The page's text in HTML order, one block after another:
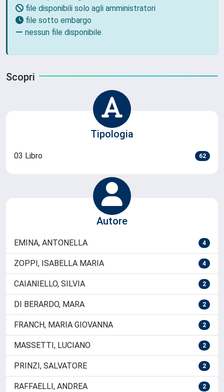
file disponibili solo agli amministratori
file sotto embargo
nessun file disponibile
Scopri
Tipologia
03 Libro 62
Autore
EMINA, ANTONELLA 4
ZOPPI, ISABELLA MARIA 4
CAIANIELLO, SILVIA 2
DI BERARDO, MARA 2
FRANCH, MARIA GIOVANNA 2
MASSETTI, LUCIANO 2
PRINZI, SALVATORE 2
RAFFAELLI, ANDREA 2